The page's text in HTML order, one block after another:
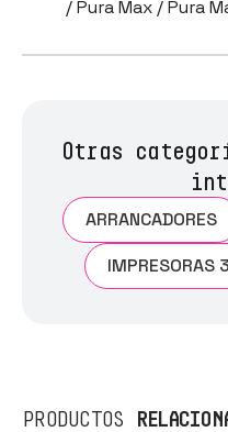
/ Pura Max / Pura
Otras
ARRANCADORES
IMPRESORAS
PRODUCTOS